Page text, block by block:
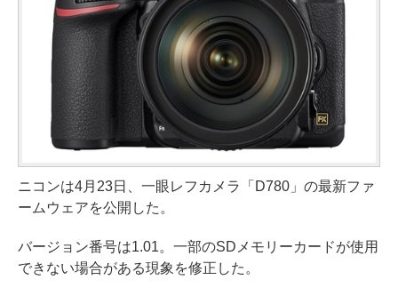
ニコンは4月23日、一眼レフカメラ「D780」の最新ファ
ームウェアを公開した。
バージョン番号は1.01。一部のSDメモリーカードが使用
できない場合がある現象を修正した。